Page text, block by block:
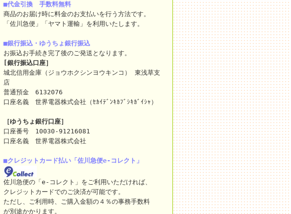
■代金引換 手数料無料
商品のお届け時に料金のお支払いを行う方法です。
「佐川急便」「ヤマト運輸」を利用いたします。
■銀行振込・ゆうちょ銀行振込
お振込お手続き完了後のご発送となります。
[銀行振込口座］
城北信用金庫（ジョウホクシンヨウキンコ） 東浅草支
店
普通預金 6132076
口座名義 世界電器株式会社（ｾｶｲﾃﾞﾝｷｶﾌﾞｼｷｶﾞｲｼｬ）
［ゆうちょ銀行口座］
口座番号 10030-91216081
口座名義 世界電器株式会社
■クレジットカード払い「佐川急便e-コレクト」
佐川急便の「e-コレクト」をご利用いただければ、
クレジットカードでのご決済が可能です。
ただし、ご利用時、ご購入金額の４％の事務手数料
が別途かかります。